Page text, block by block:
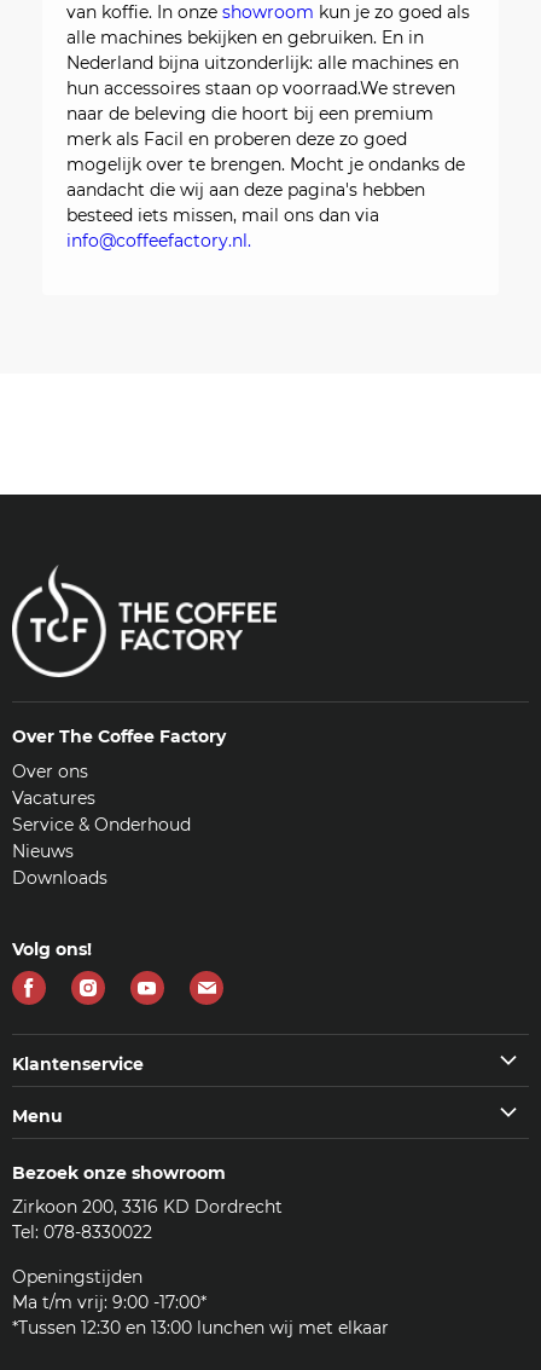
van koffie. In onze showroom kun je zo goed als
alle machines bekijken en gebruiken. En in
Nederland bijna uitzonderlijk: alle machines en
hun accessoires staan op voorraad.We streven
naar de beleving die hoort bij een premium
merk als Facil en proberen deze zo goed
mogelijk over te brengen. Mocht je ondanks de
aandacht die wij aan deze pagina's hebben
besteed iets missen, mail ons dan via
info@coffeefactory.nl.
Over The Coffee Factory
Over ons
Vacatures
Service & Onderhoud
Nieuws
Downloads
Volg ons!
Vind
Facebook
Vind
op
Instagram
Vind
Youtube
Vind
E-
Klantenservice
Veelgestelde vragen (FAQ)
Bezorgen
Reviews
Woordenlijst
Menu
Koffie & meer
Accessoires
Reinigingsmiddelen
Onderdelen
JURA
Klantenservice
Bezoek onze showroom
Zirkoon 200, 3316 KD Dordrecht
Tel: 078-8330022
Openingstijden
Ma t/m vrij: 9:00 -17:00*
*Tussen 12:30 en 13:00 lunchen wij met elkaar